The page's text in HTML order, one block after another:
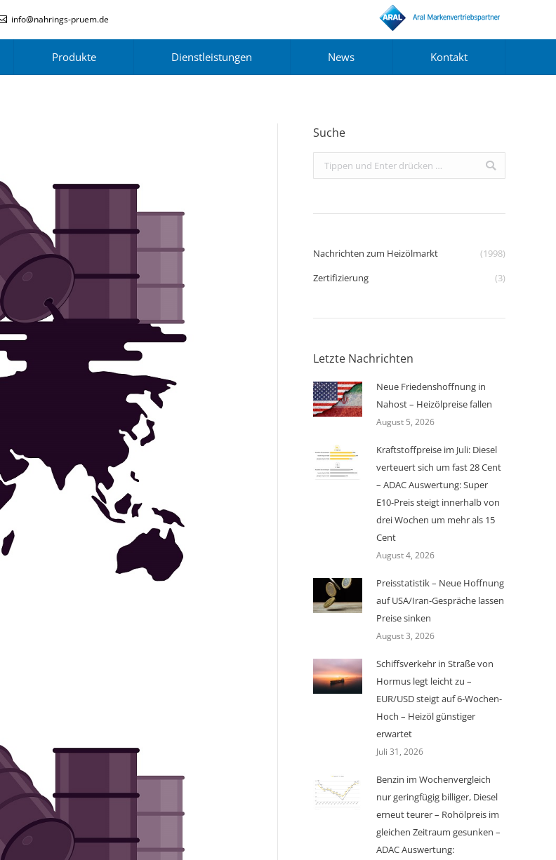
info@nahrings-pruem.de
Produkte Dienstleistungen News Kontakt
Suche
Search:
Nachrichten zum Heizölmarkt
(1998)
Zertifizierung
(3)
Letzte Nachrichten
Neue Friedenshoffnung in
Nahost – Heizölpreise fallen
August 5, 2026
Kraftstoffpreise im Juli: Diesel
verteuert sich um fast 28 Cent
– ADAC Auswertung: Super
E10-Preis steigt innerhalb von
drei Wochen um mehr als 15
Cent
August 4, 2026
Preisstatistik – Neue Hoffnung
auf USA/Iran-Gespräche lassen
Preise sinken
August 3, 2026
Schiffsverkehr in Straße von
Hormus legt leicht zu –
EUR/USD steigt auf 6-Wochen-
Hoch – Heizöl günstiger
erwartet
Juli 31, 2026
Benzin im Wochenvergleich
nur geringfügig billiger, Diesel
erneut teurer – Rohölpreis im
gleichen Zeitraum gesunken –
ADAC Auswertung: